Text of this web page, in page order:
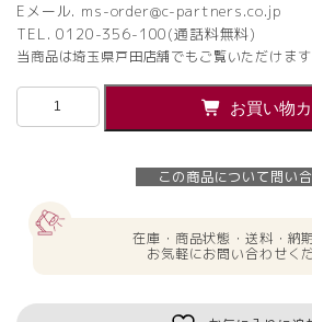
Eメール. ms-order@c-partners.co.jp
TEL. 0120-356-100(通話料無料)
当商品は埼玉県戸田店舗でもご覧いただけます
【法
ス
お買い物
この商品について問い
在庫・商品状態・送料・納期
お気軽にお問い合わせく